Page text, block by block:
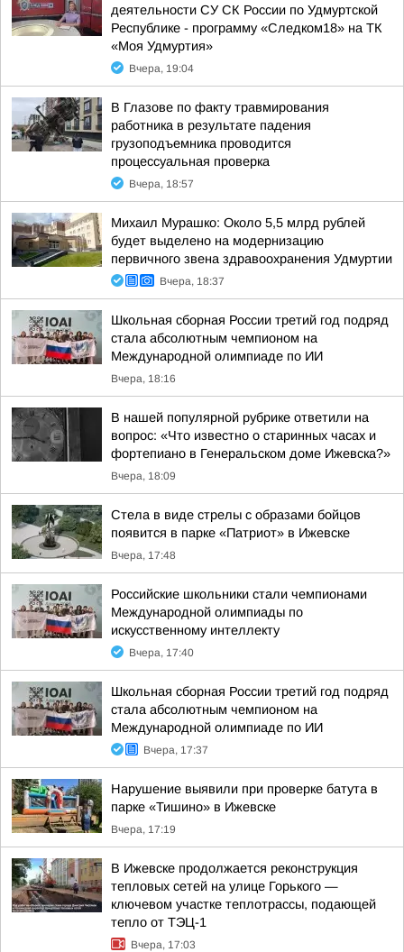
деятельности СУ СК России по Удмуртской
Республике - программу «Следком18» на ТК
«Моя Удмуртия»
Вчера, 19:04
В Глазове по факту травмирования
работника в результате падения
грузоподъемника проводится
процессуальная проверка
Вчера, 18:57
Михаил Мурашко: Около 5,5 млрд рублей
будет выделено на модернизацию
первичного звена здравоохранения Удмуртии
Вчера, 18:37
Школьная сборная России третий год подряд
стала абсолютным чемпионом на
Международной олимпиаде по ИИ
Вчера, 18:16
В нашей популярной рубрике ответили на
вопрос: «Что известно о старинных часах и
фортепиано в Генеральском доме Ижевска?»
Вчера, 18:09
Стела в виде стрелы с образами бойцов
появится в парке «Патриот» в Ижевске
Вчера, 17:48
Российские школьники стали чемпионами
Международной олимпиады по
искусственному интеллекту
Вчера, 17:40
Школьная сборная России третий год подряд
стала абсолютным чемпионом на
Международной олимпиаде по ИИ
Вчера, 17:37
Нарушение выявили при проверке батута в
парке «Тишино» в Ижевске
Вчера, 17:19
В Ижевске продолжается реконструкция
тепловых сетей на улице Горького —
ключевом участке теплотрассы, подающей
тепло от ТЭЦ-1
Вчера, 17:03